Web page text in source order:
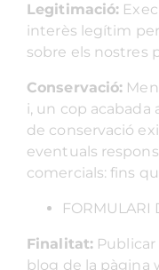
Legitimació:
interès legítim
sobre els nostres
Conservació:
i, un cop
de conservació
eventuals
comercials: fins
FORMULARI
Finalitat:
blog de la pàgina